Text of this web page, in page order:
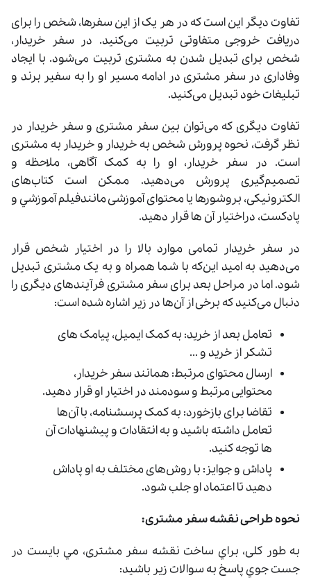
تفاوت دیگر این است که در هر یک از این سفرها، شخص را برای
دریافت خروجی متفاوتی تربیت می‌کنید. در سفر خریدار،
شخص برای تبدیل شدن به مشتری تربیت می‌شود. با ایجاد
وفاداری در سفر مشتری در ادامه مسیر او را به سفیر برند و
تبلیغات خود تبدیل می‌کنید.
تفاوت دیگری که می‌توان بین سفر مشتری و سفر خریدار در
نظر گرفت، نحوه پرورش شخص به خریدار و خریدار به مشتری
است. در سفر خریدار، او را به کمک آگاهی، ملاحظه و
تصمیم‌گیری پرورش می‌دهید. ممکن است کتاب‌های
الکترونیکی، بروشورها یا محتوای آموزشی مانندفيلم آموزشي و
پادکست، دراختیار آن ‌ها قرار دهید.
در سفر خریدار تمامی موارد بالا را در اختیار شخص قرار
می‌دهید به امید این‌که با شما همراه و به یک مشتری تبدیل
شود. اما در مراحل بعد برای سفر مشتری فرآیندهای دیگری را
دنبال می‌کنید که برخی از آن‌ها در زیر اشاره شده است:
تعامل بعد از خرید: به کمک ایمیل، پیامک ‌های
تشکر از خرید و ...
ارسال محتوای مرتبط: همانند سفر خریدار،
محتوایی مرتبط و سودمند در اختیار او قرار دهید.
تقاضا برای بازخورد: به کمک پرسشنامه، با آن‌ها
تعامل داشته باشید و به انتقادات و پیشنهادات آن‌‌
ها توجه کنید.
پاداش و جوایز: با روش‌های مختلف به او پاداش
دهید تا اعتماد او جلب شود.
نحوه طراحی نقشه سفر مشتری:
به طور کلی، براي ساخت نقشه سفر مشتری، مي بايست در
جست جوي پاسخ به سوالات زير باشید: